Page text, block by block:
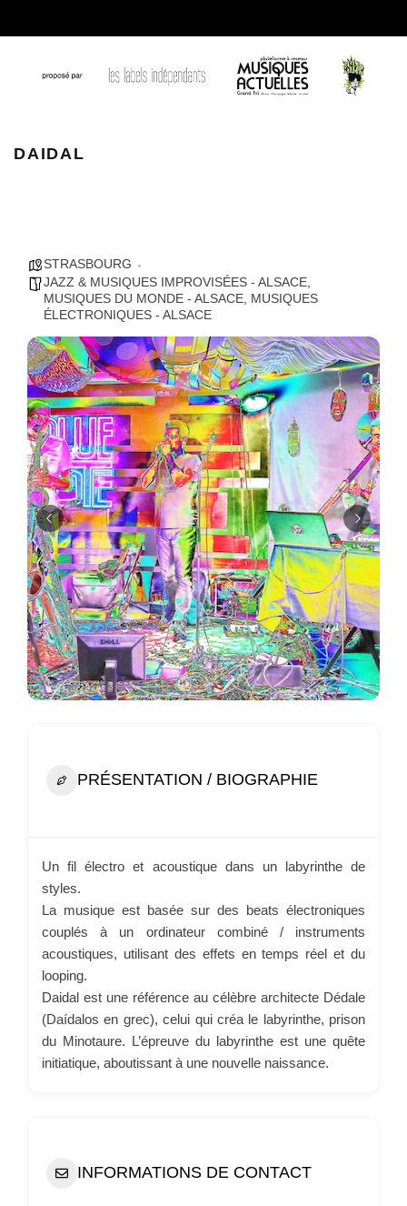
DAIDAL
STRASBOURG
JAZZ & MUSIQUES IMPROVISÉES - ALSACE
MUSIQUES DU MONDE - ALSACE MUSIQUES
ÉLECTRONIQUES - ALSACE
PRÉSENTATION / BIOGRAPHIE
Un fil électro et acoustique dans un labyrinthe de
styles.
La musique est basée sur des beats électroniques
couplés à un ordinateur combiné / instruments
acoustiques, utilisant des effets en temps réel et du
looping.
Daidal est une référence au célèbre architecte Dédale
(Daídalos en grec), celui qui créa le labyrinthe, prison
du Minotaure. L’épreuve du labyrinthe est une quête
initiatique, aboutissant à une nouvelle naissance.
INFORMATIONS DE CONTACT